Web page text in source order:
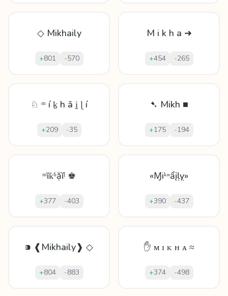
◇ Mikhaily
+801 -570
M i k h a ➜
+454 -265
♘ ᵐ í ḵ h ā ḭ ɭ í
+209 -35
➷ Mikh ■
+175 -194
ᵐĭƙʱặĭᶪ ♚
+377 -403
«Ɱiᵏᵸẩįḷỵ»
+390 -437
⁍ ❰Mikhaily❱ ◇
+804 -883
✋ ᴍ ɪ ᴋ ʜ ᴀ ≈
+374 -498